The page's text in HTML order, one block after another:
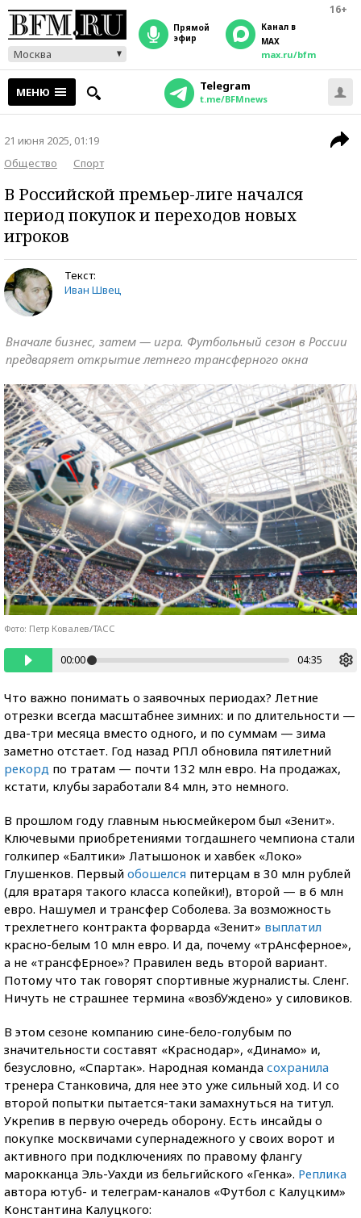
16+
Москва
прямой
эфир
Канал в
MAX
max.ru/bfm
МЕНЮ Telegram
t.me/BFMnews
21 июня 2025, 01:19
Общество
Спорт
В Российской премьер-лиге начался
период покупок и переходов новых
игроков
Текст:
Иван Швец
Вначале бизнес, затем — игра. Футбольный сезон в России
предваряет открытие летнего трансферного окна
Фото: Петр Ковалев/ТАСС
00:00 04:35
Что важно понимать о заявочных периодах? Летние
отрезки всегда масштабнее зимних: и по длительности —
два-три месяца вместо одного, и по суммам — зима
заметно отстает. Год назад РПЛ обновила пятилетний
рекорд по тратам — почти 132 млн евро. На продажах,
кстати, клубы заработали 84 млн, это немного.
В прошлом году главным ньюсмейкером был «Зенит».
Ключевыми приобретениями тогдашнего чемпиона стали
голкипер «Балтики» Латышонок и хавбек «Локо»
Глушенков. Первый обошелся питерцам в 30 млн рублей
(для вратаря такого класса копейки!), второй — в 6 млн
евро. Нашумел и трансфер Соболева. За возможность
трехлетнего контракта форварда «Зенит» выплатил
красно-белым 10 млн евро. И да, почему «трАнсферное»,
а не «трансфЕрное»? Правилен ведь второй вариант.
Потому что так говорят спортивные журналисты. Сленг.
Ничуть не страшнее термина «возбУждено» у силовиков.
В этом сезоне компанию сине-бело-голубым по
значительности составят «Краснодар», «Динамо» и,
безусловно, «Спартак». Народная команда сохранила
тренера Станковича, для нее это уже сильный ход. И со
второй попытки пытается-таки замахнуться на титул.
Укрепив в первую очередь оборону. Есть инсайды о
покупке москвичами супернадежного у своих ворот и
активного при подключениях по правому флангу
марокканца Эль-Уахди из бельгийского «Генка». Реплика
автора ютуб- и телеграм-каналов «Футбол с Калуцким»
Константина Калуцкого: